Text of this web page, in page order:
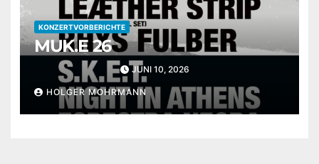
KONZERTVORBERICHTE
MUK.E 26
JUNI 10, 2026
HOLGER MOHRMANN